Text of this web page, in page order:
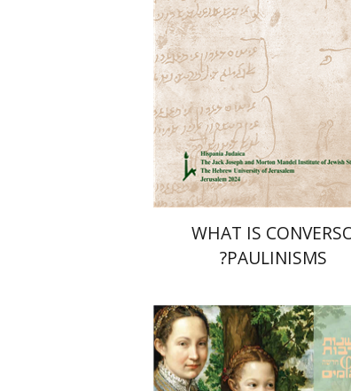
הנחת אתר ספר מודפס
$35
$32
WHAT IS
PAULINISMS?
יוהאן האוזינחה
יניב חג'בי